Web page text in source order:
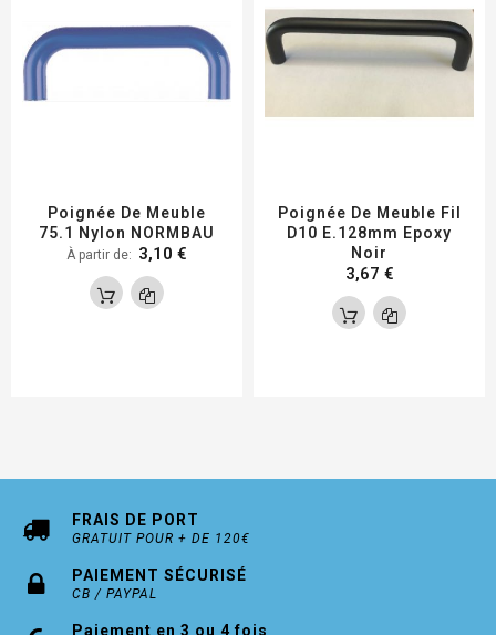
Poignée De Meuble
75.1 Nylon NORMBAU
À partir de 3,10 €
Poignée De Meuble Fil
D10 E.128mm Epoxy
Noir
3,67 €
FRAIS DE PORT
GRATUIT POUR + DE 120€
PAIEMENT SÉCURISÉ
CB / PAYPAL
Paiement en 3 ou 4 fois